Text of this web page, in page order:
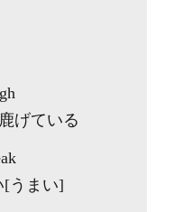
げている
[うまい]